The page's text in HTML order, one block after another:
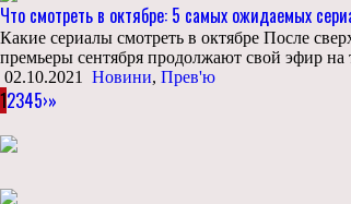
Что смотреть в октябре: 5 самых ожидаемых
Какие сериалы смотреть в октябре После
премьеры сентября продолжают свой эфир на
02.10.2021
Новини, Прев'ю
12345›»